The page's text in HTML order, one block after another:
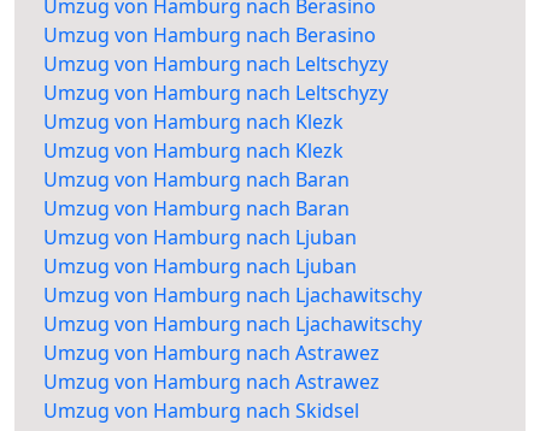
Umzug von Hamburg nach Berasino
Umzug von Hamburg nach Berasino
Umzug von Hamburg nach Leltschyzy
Umzug von Hamburg nach Leltschyzy
Umzug von Hamburg nach Klezk
Umzug von Hamburg nach Klezk
Umzug von Hamburg nach Baran
Umzug von Hamburg nach Baran
Umzug von Hamburg nach Ljuban
Umzug von Hamburg nach Ljuban
Umzug von Hamburg nach Ljachawitschy
Umzug von Hamburg nach Ljachawitschy
Umzug von Hamburg nach Astrawez
Umzug von Hamburg nach Astrawez
Umzug von Hamburg nach Skidsel